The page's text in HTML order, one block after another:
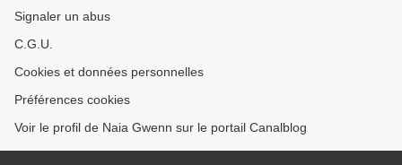
Signaler un abus
C.G.U.
Cookies et données personnelles
Préférences cookies
Voir le profil de Naia Gwenn sur le portail Canalblog